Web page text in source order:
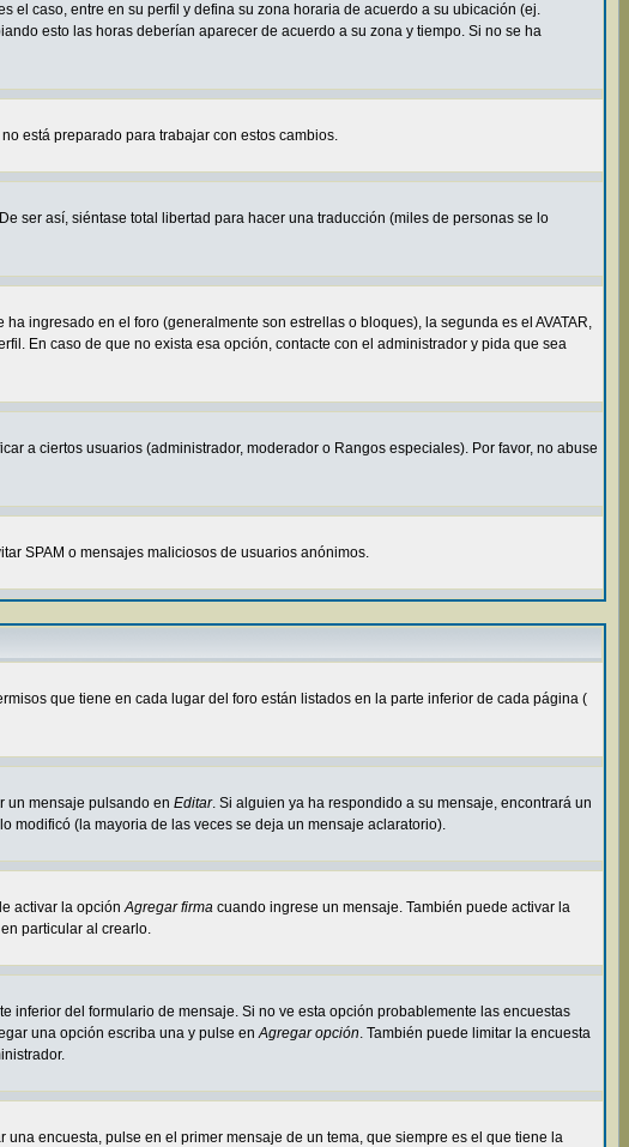
el caso, entre en su perfil y defina su zona horaria de acuerdo a su ubicación (ej.
esto las horas deberían aparecer de acuerdo a su zona y tiempo. Si no se ha
está preparado para trabajar con estos cambios.
ser así, siéntase total libertad para hacer una traducción (miles de personas se lo
ingresado en el foro (generalmente son estrellas o bloques), la segunda es el AVATAR,
En caso de que no exista esa opción, contacte con el administrador y pida que sea
a ciertos usuarios (administrador, moderador o Rangos especiales). Por favor, no abuse
SPAM o mensajes maliciosos de usuarios anónimos.
que tiene en cada lugar del foro están listados en la parte inferior de cada página (
un mensaje pulsando en Editar. Si alguien ya ha respondido a su mensaje, encontrará un
modificó (la mayoria de las veces se deja un mensaje aclaratorio).
activar la opciónAgregar firma cuando ingrese un mensaje. También puede activar la
particular al crearlo.
inferior del formulario de mensaje. Si no ve esta opción probablemente las encuestas
una opción escriba una y pulse enAgregar opción. También puede limitar la encuesta
encuesta, pulse en el primer mensaje de un tema, que siempre es el que tiene la